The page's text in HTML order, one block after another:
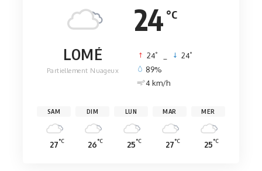
24 °C
LOMÉ
Partiellement Nuageux
24° 24°
89%
4 km/h
SAM
27°C
DIM
26°C
LUN
25°C
MAR
27°C
MER
25°C